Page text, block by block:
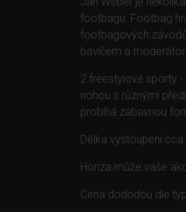
footbagu. Footbag
footbagových
bavičem a
2 freestylové sporty
nohou s různými
probíhá zábavnou
Délka vystoupení
Honza může vaše
Cena dododou dle